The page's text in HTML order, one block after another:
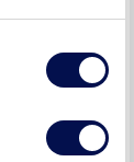
vaikka
ulko-
eikä kylmää